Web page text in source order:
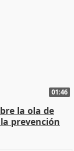
01:46
la ola de
prevención